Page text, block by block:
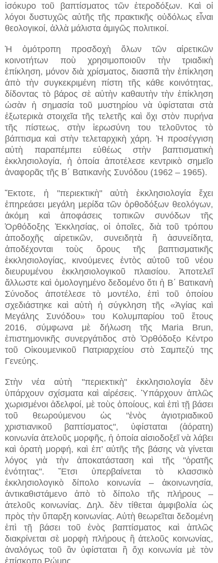
ἰσόκυρο τοῦ βαπτίσματος τῶν ἑτεροδόξων. Καὶ οἱ
λόγοι δυστυχῶς αὐτῆς τῆς πρακτικῆς οὐδόλως εἶναι
θεολογικοί, ἀλλὰ μάλιστα ἀμιγῶς πολιτικοί.
Ἡ ὁμότροπη προσδοχὴ ὅλων τῶν αἱρετικῶν
κοινοτήτων ποὺ χρησιμοποιοῦν τὴν τριαδικὴ
ἐπίκληση, μόνον διὰ χρίσματος, διασπᾶ τὴν ἐπίκληση
ἀπὸ τὴν συγκεκριμένη πίστη τῆς κάθε κοινότητας,
δίδοντας τὸ βάρος σὲ αὐτὴν καθαυτὴν τὴν ἐπίκληση
ὡσὰν ἡ σημασία τοῦ μυστηρίου νὰ ὑφίσταται στὰ
ἐξωτερικὰ στοιχεῖα τῆς τελετῆς καὶ ὄχι στὸν πυρήνα
τῆς πίστεως, στὴν ἱερωσύνη του τελοῦντος τὸ
βάπτισμα καὶ στὴν τελεταρχικὴ χάρη. Ἡ προσέγγιση
αὐτὴ παραπέμπει εὐθέως στὴν βαπτισματικὴ
ἐκκλησιολογία, ἡ ὁποία ἀποτέλεσε κεντρικὸ σημεῖο
ἀναφορᾶς τῆς Β΄ Βατικανὴς Συνόδου (1962 – 1965).
Ἔκτοτε, ἡ "περιεκτικὴ" αὐτὴ ἐκκλησιολογία ἔχει
ἐπηρεάσει μεγάλη μερίδα τῶν ὀρθοδόξων θεολόγων,
ἀκόμη καὶ ἀποφάσεις τοπικῶν συνόδων τῆς
Ὀρθόδοξης Ἐκκλησίας, οἱ ὁποῖες, διὰ τοῦ τρόπου
ἀποδοχῆς αἱρετικῶν, συνειδητὰ ἢ ἀσυνείδητα,
ἀποδέχονται τοὺς ὅρους τῆς βαπτισματικῆς
ἐκκλησιολογίας, κινούμενες ἐντὸς αὐτοῦ τοῦ νέου
διευρυμένου ἐκκλησιολογικοῦ πλαισίου. Ἀποτελεῖ
ἄλλωστε καὶ ὁμολογημένο δεδομένο ὅτι ἡ Β΄ Βατικανὴ
Σύνοδος ἀποτέλεσε τὸ μοντέλο, ἐπὶ τοῦ ὁποίου
σχεδιάστηκε καὶ αὐτὴ ἡ σύγκληση τῆς «Ἁγίας καὶ
Μεγάλης Συνόδου» του Κολυμπαρίου τοῦ ἔτους
2016, σύμφωνα μὲ δήλωση τῆς Maria Brun,
ἐπιστημονικῆς συνεργάτιδος στὸ Ὀρθόδοξο Κέντρο
τοῦ Οἰκουμενικοῦ Πατριαρχείου στὸ Σαμπεζύ της
Γενεύης.
Στὴν νέα αὐτὴ "περιεκτικὴ" ἐκκλησιολογία δὲν
ὑπάρχουν σχίσματα καὶ αἱρέσεις. Ὑπάρχουν ἁπλῶς
χωρισμένοι ἀδελφοί, μὲ τοὺς ὁποίους, καὶ ἐπὶ τῇ βάσει
τοῦ θεωρούμενου ὡς "ἑνὸς ἁγιοτριαδικοῦ
χριστιανικοῦ βαπτίσματος", ὑφίσταται (ἀόρατη)
κοινωνία ἀτελοῦς μορφῆς, ἡ ὁποία αἰσιοδοξεῖ νὰ λάβει
καὶ ὁρατὴ μορφή, καὶ ἐπ’ αὐτῆς τῆς βάσης νὰ γίνεται
λόγος γιὰ τὴν ἀποκατάσταση καὶ τῆς "ὁρατῆς
ἑνότητας". Ἔτσι ὑπερβαίνεται τὸ κλασσικὸ
ἐκκλησιολογικὸ δίπολο κοινωνία – ἀκοινωνησία,
ἀντικαθιστάμενο ἀπὸ τὸ δίπολο τῆς πλήρους –
ἀτελοῦς κοινωνίας. Δηλ. δὲν τίθεται ἀμφιβολία ὡς
πρὸς τὴν ὕπαρξη κοινωνίας. Αὐτὴ θεωρεῖται δεδομένη
ἐπὶ τῇ βάσει τοῦ ἑνὸς βαπτίσματος καὶ ἁπλῶς
διακρίνεται σὲ μορφὴ πλήρους ἢ ἀτελοῦς κοινωνίας,
ἀναλόγως τοῦ ἂν ὑφίσταται ἢ ὄχι κοινωνία μὲ τὸν
ἐπίσκοπο Ρώμης.